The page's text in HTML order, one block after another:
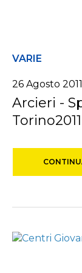
VARIE
26 Agosto 2011
Arcieri -